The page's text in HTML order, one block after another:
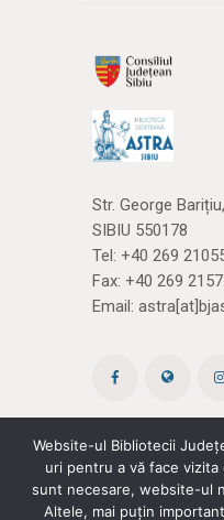
Str. George
SIBIU 550178
Tel: +40 269
Fax: +40 269
Email:
Site creat de
Website-ul Bibliotecii
uri pentru a vă face
sunt necesare, website-ul
Altele, mai puțin